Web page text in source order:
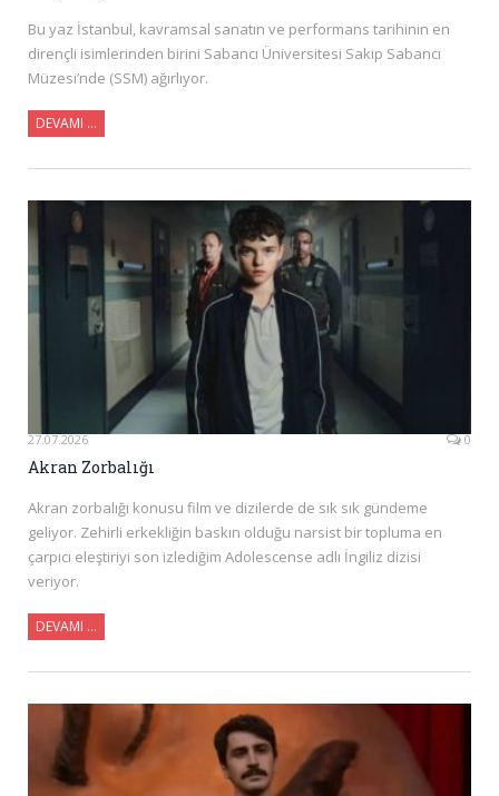
Bu yaz İstanbul, kavramsal sanatın ve performans tarihinin en
dirençli isimlerinden birini Sabancı Üniversitesi Sakıp Sabancı
Müzesi’nde (SSM) ağırlıyor.
DEVAMI ...
27.07.2026 0
Akran Zorbalığı
Akran zorbalığı konusu film ve dizilerde de sık sık gündeme
geliyor. Zehirli erkekliğin baskın olduğu narsist bir topluma en
çarpıcı eleştiriyi son izlediğim Adolescense adlı İngiliz dizisi
veriyor.
DEVAMI ...